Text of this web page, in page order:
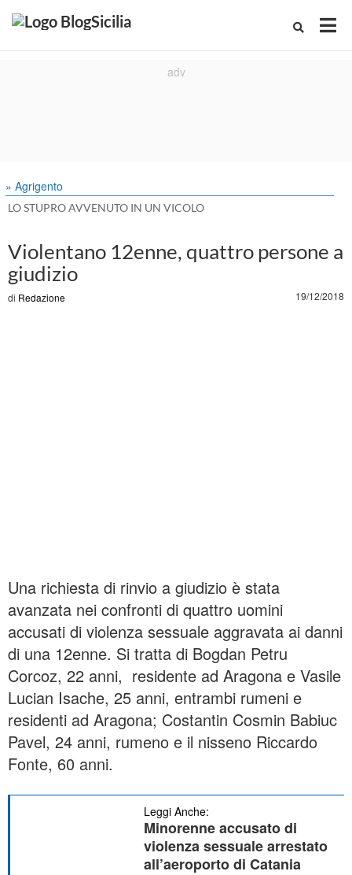
» Agrigento
LO STUPRO AVVENUTO IN UN VICOLO
Violentano 12enne, quattro persone a
giudizio
di Redazione 19/12/2018
Una richiesta di rinvio a giudizio è stata
avanzata nei confronti di quattro uomini
accusati di violenza sessuale aggravata ai danni
di una 12enne. Si tratta di Bogdan Petru
Corcoz, 22 anni, residente ad Aragona e Vasile
Lucian Isache, 25 anni, entrambi rumeni e
residenti ad Aragona; Costantin Cosmin Babiuc
Pavel, 24 anni, rumeno e il nisseno Riccardo
Fonte, 60 anni.
Leggi Anche:
Minorenne accusato di
violenza sessuale arrestato
all’aeroporto di Catania